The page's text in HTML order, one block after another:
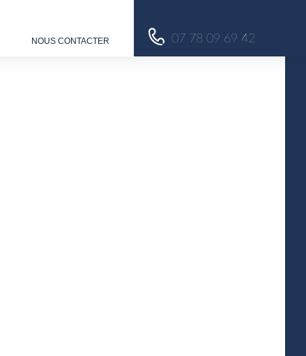
07 78 09 69 42
NOUS CONTACTER